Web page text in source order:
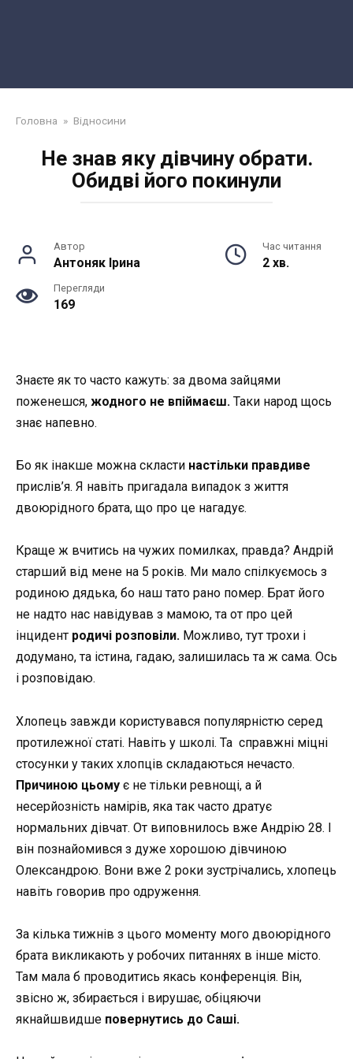
Головна » Відносини
Не знав яку дівчину обрати.
Обидві його покинули
Автор
Антоняк Ірина
Час читання
2 хв.
Перегляди
169
Знаєте як то часто кажуть: за двома зайцями
поженешся, жодного не впіймаєш. Таки народ щось
знає напевно.
Бо як інакше можна скласти настільки правдиве
прислів’я. Я навіть пригадала випадок з життя
двоюрідного брата, що про це нагадує.
Краще ж вчитись на чужих помилках, правда? Андрій
старший від мене на 5 років. Ми мало спілкуємось з
родиною дядька, бо наш тато рано помер. Брат його
не надто нас навідував з мамою, та от про цей
інцидент родичі розповіли. Можливо, тут трохи і
додумано, та істина, гадаю, залишилась та ж сама. Ось
і розповідаю.
Хлопець завжди користувався популярністю серед
протилежної статі. Навіть у школі. Та справжні міцні
стосунки у таких хлопців складаються нечасто.
Причиною цьому є не тільки ревнощі, а й
несерйозність намірів, яка так часто дратує
нормальних дівчат. От виповнилось вже Андрію 28. І
він познайомився з дуже хорошою дівчиною
Олександрою. Вони вже 2 роки зустрічались, хлопець
навіть говорив про одруження.
За кілька тижнів з цього моменту мого двоюрідного
брата викликають у робочих питаннях в інше місто.
Там мала б проводитись якась конференція. Він,
звісно ж, збирається і вирушає, обіцяючи
якнайшвидше повернутись до Саші.